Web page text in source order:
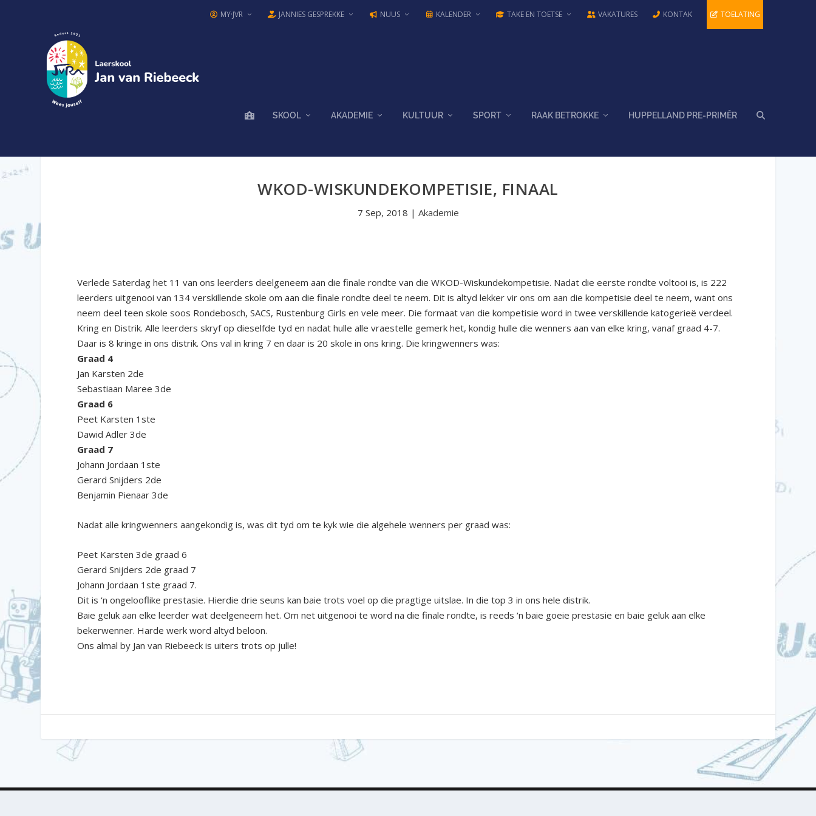
MY·JVR JANNIES GESPREKKE NUUS KALENDER TAKE EN TOETSE VAKATURES KONTAK TOELATING
SKOOL AKADEMIE KULTUUR SPORT RAAK BETROKKE HUPPELLAND PRE-PRIMÊR
WKOD-WISKUNDEKOMPETISIE, FINAAL
7 Sep, 2018 | Akademie
Verlede Saterdag het 11 van ons leerders deelgeneem aan die finale rondte van die WKOD-Wiskundekompetisie. Nadat die eerste rondte voltooi is, is 222
leerders uitgenooi van 134 verskillende skole om aan die finale rondte deel te neem. Dit is altyd lekker vir ons om aan die kompetisie deel te neem, want ons
neem deel teen skole soos Rondebosch, SACS, Rustenburg Girls en vele meer. Die formaat van die kompetisie word in twee verskillende katogerieë verdeel.
Kring en Distrik. Alle leerders skryf op dieselfde tyd en nadat hulle alle vraestelle gemerk het, kondig hulle die wenners aan van elke kring, vanaf graad 4-7.
Daar is 8 kringe in ons distrik. Ons val in kring 7 en daar is 20 skole in ons kring. Die kringwenners was:
Graad 4
Jan Karsten 2de
Sebastiaan Maree 3de
Graad 6
Peet Karsten 1ste
Dawid Adler 3de
Graad 7
Johann Jordaan 1ste
Gerard Snijders 2de
Benjamin Pienaar 3de
Nadat alle kringwenners aangekondig is, was dit tyd om te kyk wie die algehele wenners per graad was:
Peet Karsten 3de graad 6
Gerard Snijders 2de graad 7
Johann Jordaan 1ste graad 7.
Dit is ‘n ongelooflike prestasie. Hierdie drie seuns kan baie trots voel op die pragtige uitslae. In die top 3 in ons hele distrik.
Baie geluk aan elke leerder wat deelgeneem het. Om net uitgenooi te word na die finale rondte, is reeds ‘n baie goeie prestasie en baie geluk aan elke
bekerwenner. Harde werk word altyd beloon.
Ons almal by Jan van Riebeeck is uiters trots op julle!